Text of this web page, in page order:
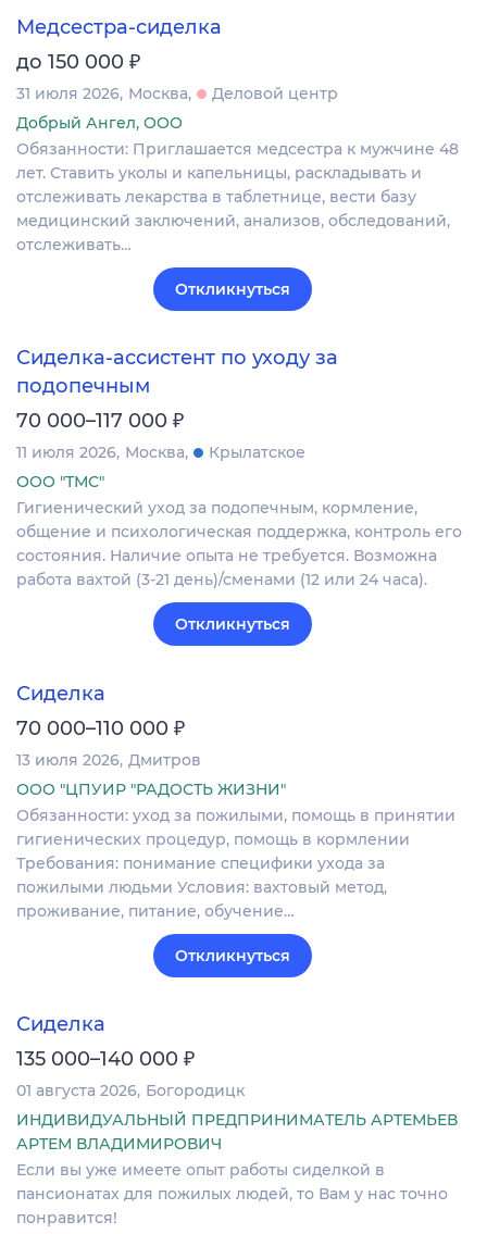
Медсестра-сиделка
до 150 000 ₽
31 июля 2026 Москва
Деловой центр
Добрый Ангел, ООО
Обязанности: Приглашается медсестра к мужчине 48
лет. Ставить уколы и капельницы, раскладывать и
отслеживать лекарства в таблетнице, вести базу
медицинский заключений, анализов, обследований,
отслеживать…
Откликнуться
Сиделка-ассистент по уходу за
подопечным
70 000–117 000 ₽
11 июля 2026 Москва
Крылатское
ООО "ТМС"
Гигиенический уход за подопечным, кормление,
общение и психологическая поддержка, контроль его
состояния. Наличие опыта не требуется. Возможна
работа вахтой (3-21 день)/сменами (12 или 24 часа).
Откликнуться
Сиделка
70 000–110 000 ₽
13 июля 2026 Дмитров
ООО "ЦПУИР "РАДОСТЬ ЖИЗНИ"
Обязанности: уход за пожилыми, помощь в принятии
гигиенических процедур, помощь в кормлении
Требования: понимание специфики ухода за
пожилыми людьми Условия: вахтовый метод,
проживание, питание, обучение…
Откликнуться
Сиделка
135 000–140 000 ₽
01 августа 2026 Богородицк
ИНДИВИДУАЛЬНЫЙ ПРЕДПРИНИМАТЕЛЬ АРТЕМЬЕВ
АРТЕМ ВЛАДИМИРОВИЧ
Если вы уже имеете опыт работы сиделкой в
пансионатах для пожилых людей, то Вам у нас точно
понравится!